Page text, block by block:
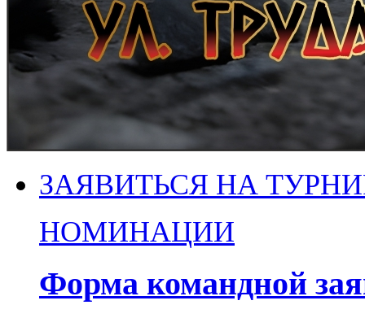
ЗАЯВИТЬСЯ НА
НОМИНАЦИИ
Форма командной